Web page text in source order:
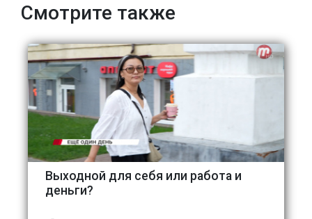
Смотрите также
Выходной для себя или работа и
деньги?